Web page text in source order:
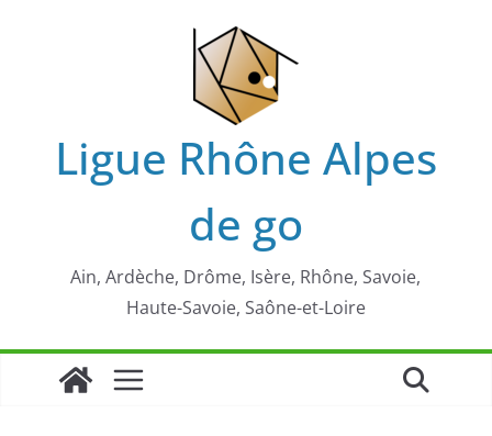
Ligue Rhône Alpes
de go
Ain, Ardèche, Drôme, Isère, Rhône, Savoie,
Haute-Savoie, Saône-et-Loire